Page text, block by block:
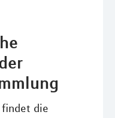
findet die